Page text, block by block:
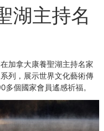
湖主持名
加拿大康養聖湖主持名家
列，展示世界文化藝術傳
個國家會員遙感祈福。